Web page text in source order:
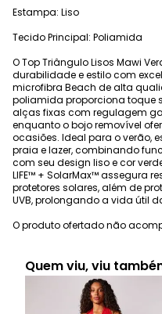
Estampa: Liso
Tecido Principal: Poliamida
O Top Triângulo Lisos Mawi
durabilidade e estilo com
microfibra Beach de alta
poliamida proporciona toque
alças fixas com regulagem
enquanto o bojo removível
ocasiões. Ideal para o verão,
praia e lazer, combinando
com seu design liso e cor
LIFE™ + SolarMax™ assegura
protetores solares, além de
UVB, prolongando a vida útil
O produto ofertado não
Quem viu, viu